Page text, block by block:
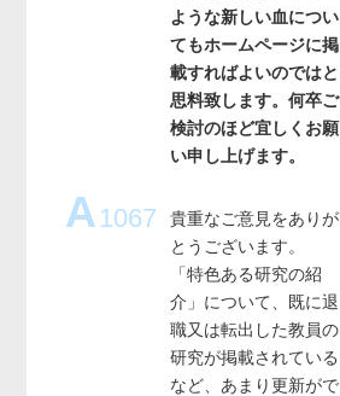
ような新しい血につい
てもホームページに掲
載すればよいのではと
思料致します。何卒ご
検討のほど宜しくお願
い申し上げます。
A 1067
貴重なご意見をありが
とうございます。
「特色ある研究の紹
介」について、既に退
職又は転出した教員の
研究が掲載されている
など、あまり更新がで